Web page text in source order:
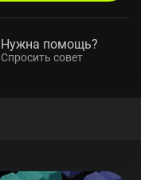
Нужна помощь?
Спросить совет